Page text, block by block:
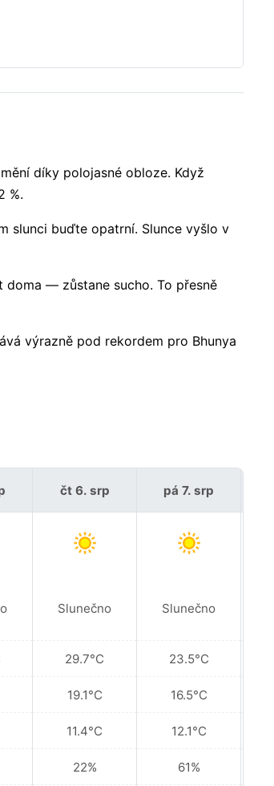
díky polojasné obloze. Když
%.
slunci buďte opatrní. Slunce vyšlo v
doma — zůstane sucho. To přesně
výrazně pod rekordem pro Bhunya
čt 6. srp
Slunečno
29.7°C
19.1°C
11.4°C
22%
pá 7. srp
Slunečno
23.5°C
16.5°C
12.1°C
61%